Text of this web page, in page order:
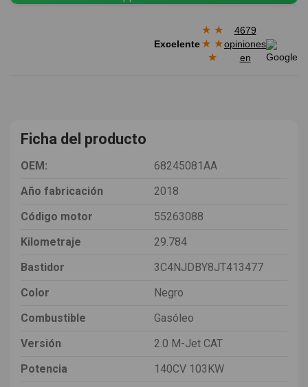
Excelente
★ ★
★ ★
★
4679
opiniones
en
Ficha del producto
OEM:
68245081AA
Año fabricación
2018
Código motor
55263088
Kilometraje
29.784
Bastidor
3C4NJDBY8JT413477
Color
Negro
Combustible
Gasóleo
Versión
2.0 M-Jet CAT
Potencia
140CV 103KW